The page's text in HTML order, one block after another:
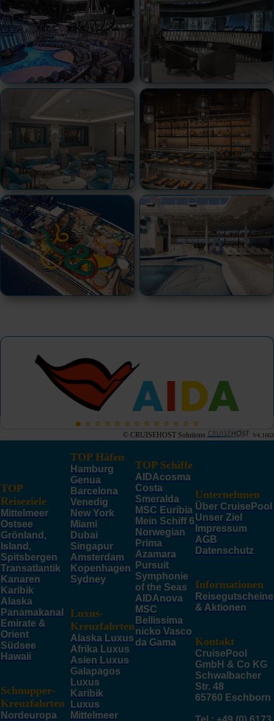
© CRUISEHOST Solutions V4.1663
TOP
Reiseziele
Mittelmeer
Ostsee
Grönland,
Island,
Spitsbergen
Transatlantik
Kanaren
Karibik
Alaska
Panamakanal
Emirate &
Orient
Südsee
Hawaii
Schnupper-
Kreuzfahrten
Nordeuropa
TOP Häfen
Hamburg
Genua
Barcelona
Venedig
New York
Miami
Dubai
Singapur
Amsterdam
Kopenhagen
Sydney
Luxus-
Kreuzfahrten
Alaska Luxus
Afrika Luxus
Asien Luxus
Galapagos
Luxus
Karibik
Luxus
Mittelmeer
TOP Schiffe
AIDAcosma
Costa
Smeralda
MSC Euribia
Mein Schiff 6
Norwegian
Prima
Azamara
Pursuit
Symphonie
of the Seas
AIDAnova
MSC
Bellissima
nicko Vasco
da Gama
Unternehmen
Über CruisePool
Unser Ziel
Impressum
AGB
Datenschutz
Informationen
Reisegutscheine
& Aktionen
Kontakt
CruisePool
GmbH & Co KG
Schwalbacher
Str. 48
65760 Eschborn